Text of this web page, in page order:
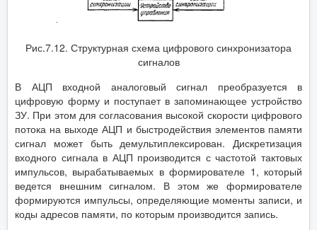
Рис.7.12. Структурная схема цифрового синхронизатора
сигналов
В АЦП входной аналоговый сигнал преобразуется в
цифровую форму и поступает в запоминающее устройство
ЗУ. При этом для согласования высокой скорости цифрового
потока на выходе АЦП и быстродействия элементов памяти
сигнал может быть демультиплексирован. Дискретизация
входного сигнала в АЦП производится с частотой тактовых
импульсов, вырабатываемых в формирователе 1, который
ведется внешним сигналом. В этом же формирователе
формируются импульсы, определяющие моменты записи, и
коды адресов памяти, по которым производится запись.